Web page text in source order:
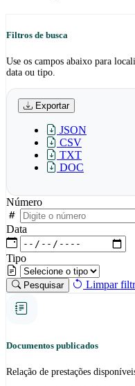
Filtros de busca
Use os campos abaixo para
data ou tipo.
Exportar
JSON
CSV
TXT
DOC
Número
Data
Tipo
Pesquisar Limpar
Documentos publicados
Relação de prestações